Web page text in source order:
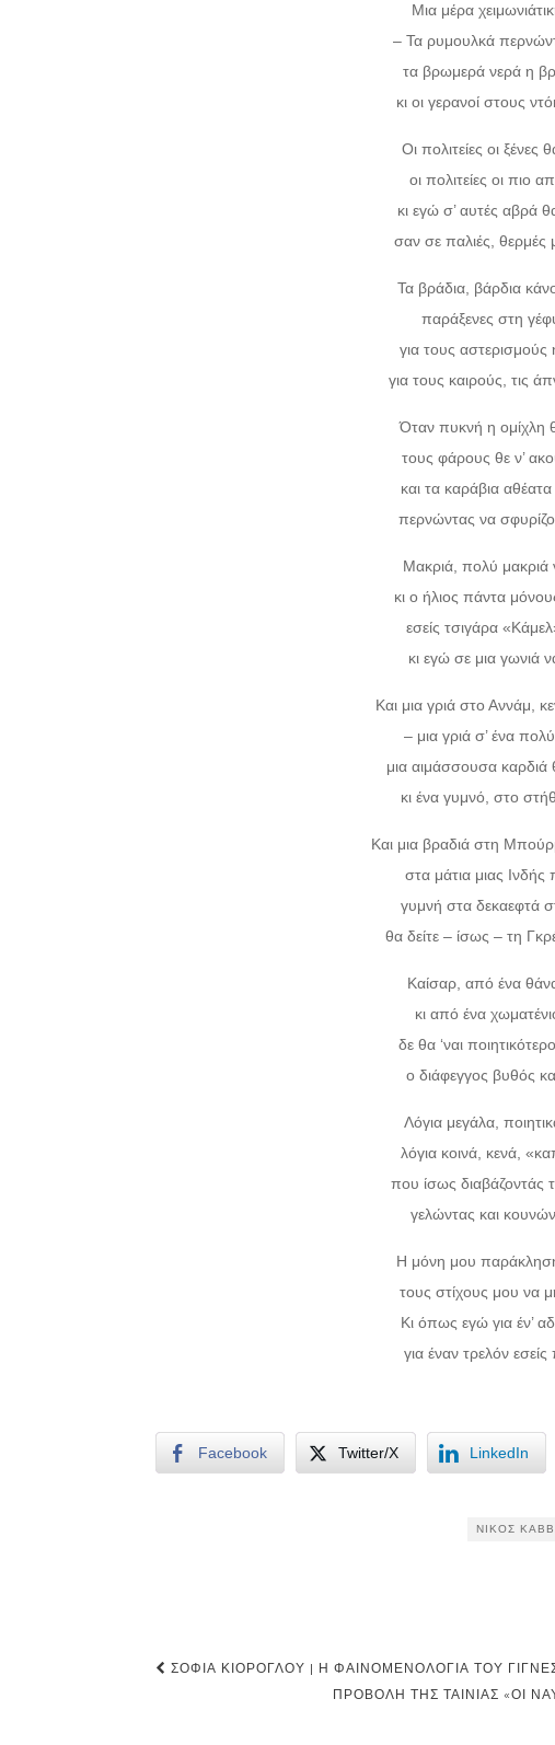
Μια μέρα
– Τα ρυμουλκά
τα βρωμερά νερά η
κι οι γερανοί στους
Οι πολιτείες οι ξένες
οι πολιτείες οι πιο
κι εγώ σ’ αυτές αβρά
σαν σε παλιές, θερμές
Τα βράδια, βάρδια
παράξενες στη
για τους αστερισμούς
για τους καιρούς, τις
Όταν πυκνή η ομίχλη
τους φάρους θε ν’
και τα καράβια
περνώντας να
Μακριά, πολύ μακριά
κι ο ήλιος πάντα
εσείς τσιγάρα
κι εγώ σε μια γωνιά
Και μια γριά στο Αννάμ,
– μια γριά σ’ ένα
μια αιμάσσουσα καρδιά
κι ένα γυμνό, στο
Και μια βραδιά στη
στα μάτια μιας
γυμνή στα δεκαεφτά
θα δείτε – ίσως – τη
Καίσαρ, από ένα
κι από ένα
δε θα ‘ναι
ο διάφεγγος βυθός
Λόγια μεγάλα,
λόγια κοινά, κενά,
που ίσως διαβάζοντάς
γελώντας και
Η μόνη μου
τους στίχους μου να
Κι όπως εγώ για έν’
για έναν τρελόν
Facebook Twitter/X LinkedIn
ΝΊΚΟΣ
Post
ΣΟΦΊΑ ΚΙΌΡΟΓΛΟΥ | Η ΦΑΙΝΟΜΕΝΟΛΟΓΊΑ ΤΟΥ
ΠΡΟΒΟΛΉ ΤΗΣ ΤΑΙΝΊΑΣ «ΟΙ